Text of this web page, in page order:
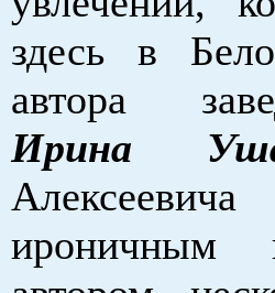
здесь в
автора
Ирина
ироничным